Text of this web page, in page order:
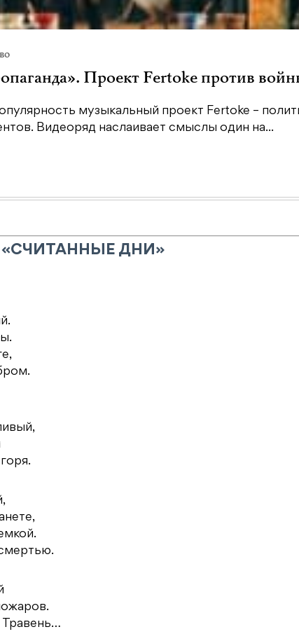
Проект Fertoke против
музыкальный проект Fertoke –
Видеоряд наслаивает смыслы один на...
ДНИ»
Травень…